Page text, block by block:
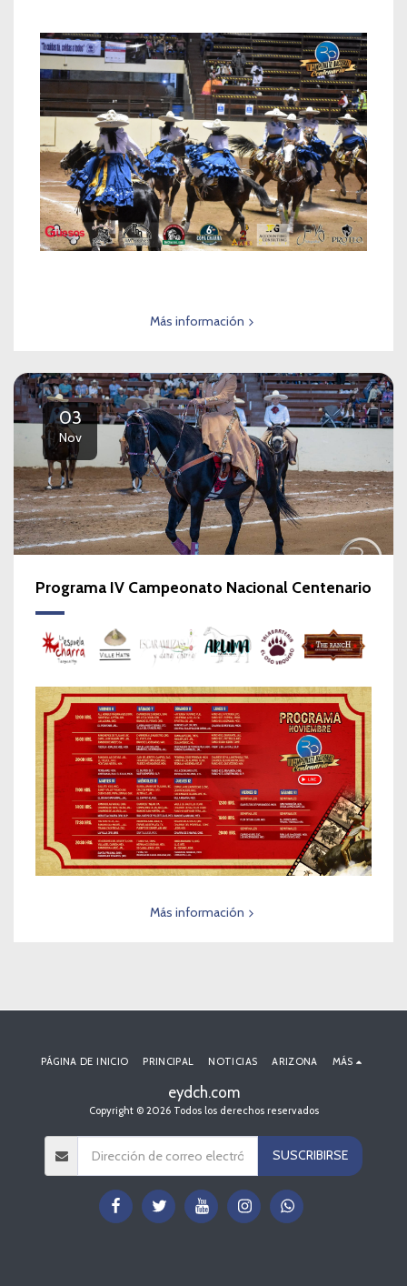
Más información
03
Nov
Programa IV Campeonato Nacional Centenario
Más información
eydch.com
Copyright © 2026 Todos los derechos reservados
PÁGINA DE INICIO PRINCIPAL NOTICIAS ARIZONA MÁS
SUSCRIBIRSE